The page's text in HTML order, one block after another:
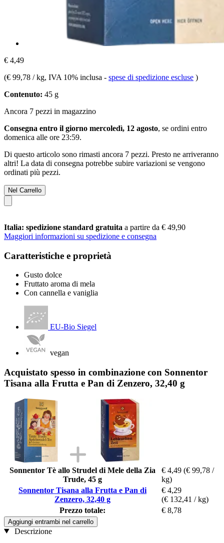
€ 4,49
(€ 99,78 / kg, IVA 10% inclusa - spese di spedizione escluse )
Contenuto: 45 g
Ancora 7 pezzi in magazzino
Consegna entro il giorno mercoledì, 12 agosto, se ordini entro
domenica alle ore 23:59.
Di questo articolo sono rimasti ancora 7 pezzi. Presto ne arriveranno
altri! La data di consegna potrebbe subire variazioni se vengono
ordinati più pezzi.
Nel Carrello
Italia: spedizione standard gratuita a partire da € 49,90
Maggiori informazioni su spedizione e consegna
Caratteristiche e proprietà
Gusto dolce
Fruttato aroma di mela
Con cannella e vaniglia
EU-Bio Siegel
vegan
Acquistato spesso in combinazione con Sonnentor
Tisana alla Frutta e Pan di Zenzero, 32,40 g
Sonnentor Tè allo Strudel di Mele della Zia
Trude, 45 g
€ 4,49 (€ 99,78 /
kg)
Sonnentor Tisana alla Frutta e Pan di
Zenzero, 32,40 g
€ 4,29
(€ 132,41 / kg)
Prezzo totale:
€ 8,78
Aggiungi entrambi nel carrello
Descrizione